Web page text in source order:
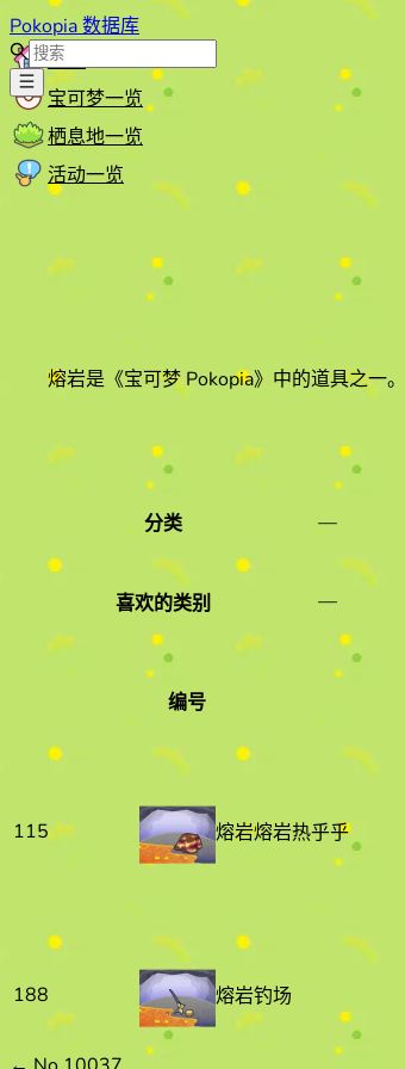
Pokopia 数据库
首页
宝可梦一览
栖息地一览
活动一览
熔岩是《宝可梦 Pokopia》中的道具之一。
分类 —
喜欢的类别
—
编号
115 熔岩熔岩热乎乎
188
熔岩钓场